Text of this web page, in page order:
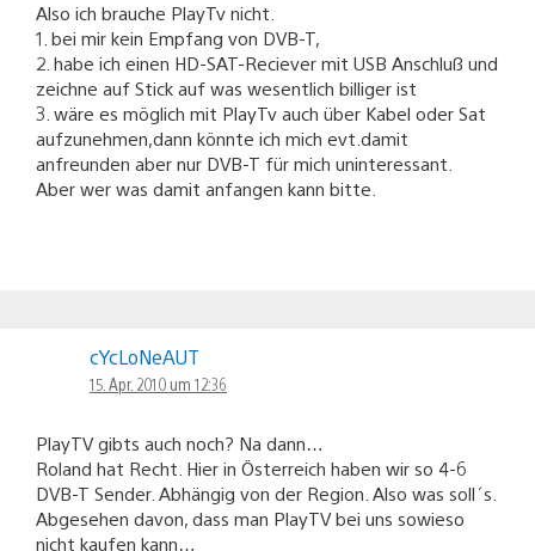
Also ich brauche PlayTv nicht.
1. bei mir kein Empfang von DVB-T,
2. habe ich einen HD-SAT-Reciever mit USB Anschluß und
zeichne auf Stick auf was wesentlich billiger ist
3. wäre es möglich mit PlayTv auch über Kabel oder Sat
aufzunehmen,dann könnte ich mich evt.damit
anfreunden aber nur DVB-T für mich uninteressant.
Aber wer was damit anfangen kann bitte.
cYcLoNeAUT
15. Apr. 2010 um 12:36
PlayTV gibts auch noch? Na dann…
Roland hat Recht. Hier in Österreich haben wir so 4-6
DVB-T Sender. Abhängig von der Region. Also was soll´s.
Abgesehen davon, dass man PlayTV bei uns sowieso
nicht kaufen kann…